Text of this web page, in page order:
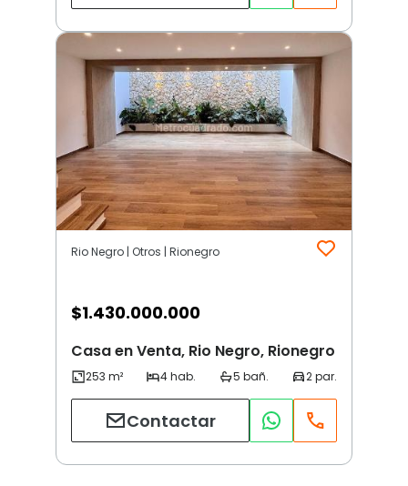
Rio Negro | Otros | Rionegro
$1.430.000.000
Casa en Venta, Rio Negro, Rionegro
Contactar